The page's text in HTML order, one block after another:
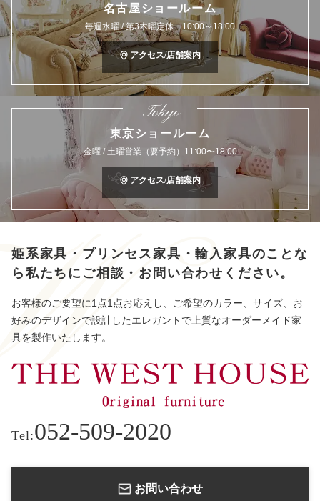
名古屋ショールーム
毎週水曜 / 第3木曜定休 10:00～18:00
アクセス/店舗案内
Tokyo
東京ショールーム
金曜 / 土曜営業（要予約）11:00〜18:00
アクセス/店舗案内
姫系家具・プリンセス家具・輸入家具のことな
ら 私たちにご相談・お問い合わせください。
お客様のご要望に1点1点お応えし、ご希望のカラー、サイズ、お
好みのデザインで設計したエレガントで上質なオーダーメイド家
具を製作いたします。
Tel:052-509-2020
お問い合わせ